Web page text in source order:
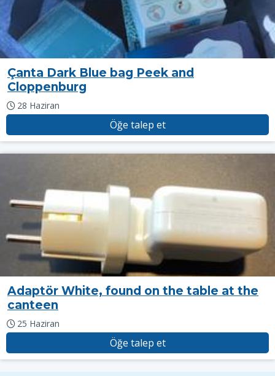
Çanta Dark Blue bag Peek and
Cloppenburg
28 Haziran
Öğe talep et
Adaptör White, found on the table at the
canteen
25 Haziran
Öğe talep et